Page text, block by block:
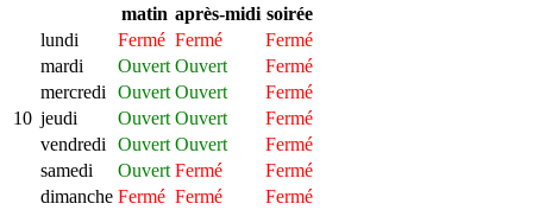
10
matin après-midi soirée
lundi
Fermé Fermé
Fermé
mardi
Ouvert Ouvert
Fermé
mercredi
Ouvert Ouvert
Fermé
jeudi
Ouvert Ouvert
Fermé
vendredi
Ouvert Ouvert
Fermé
samedi
Ouvert Fermé
Fermé
dimanche Fermé Fermé
Fermé